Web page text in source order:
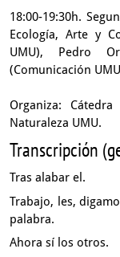
18:00-19:30h.
Ecología, Arte y
UMU), Pedro
(Comunicación
Organiza:
Naturaleza UMU.
Transcripción
Tras alabar el.
Trabajo, les,
palabra.
Ahora sí los otros.